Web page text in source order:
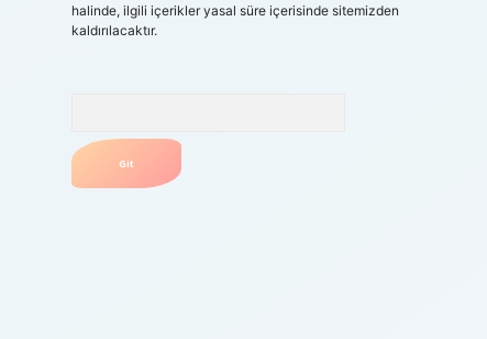
halinde, ilgili içerikler yasal süre içerisinde sitemizden
kaldırılacaktır.